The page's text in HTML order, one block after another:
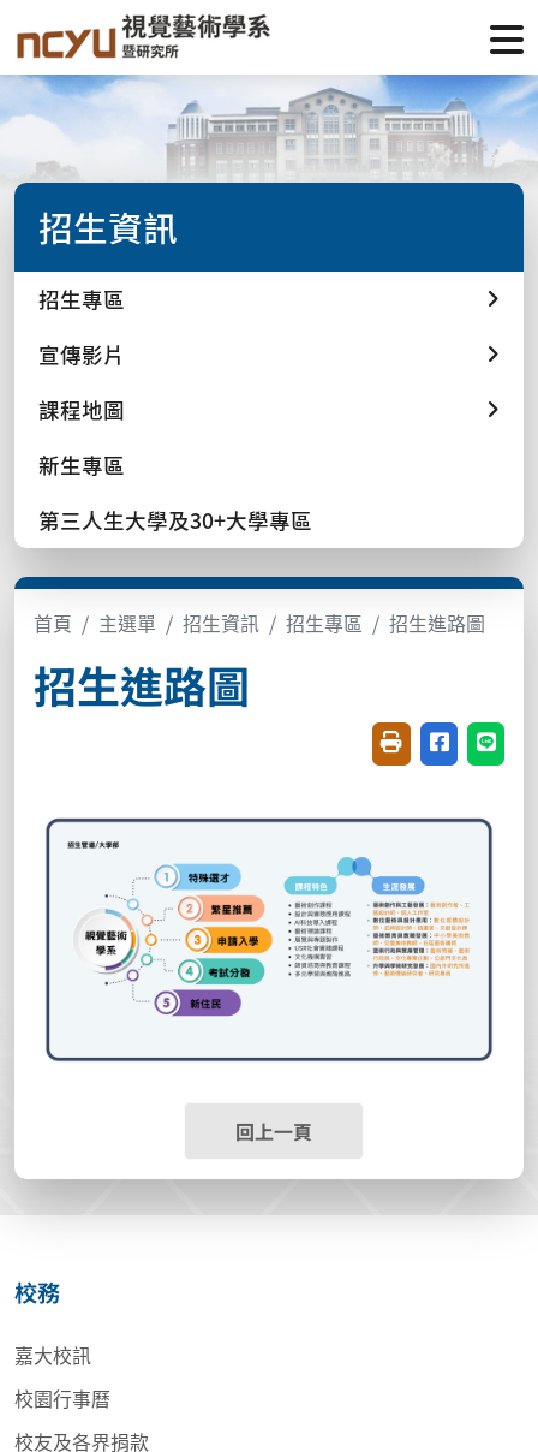
招生資訊
招生專區
宣傳影片
課程地圖
新生專區
第三人生大學及30+大學專區
首頁 主選單 招生資訊 招生專區 招生進路圖
招生進路圖
友善列印(開新視
分享至臉書
分享
回上一頁
校務
嘉大校訊
校園行事曆
校友及各界捐款